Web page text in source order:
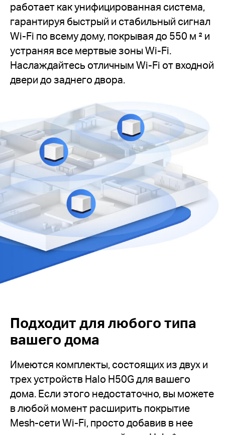
работает как унифицированная система,
гарантируя быстрый и стабильный сигнал
Wi-Fi по всему дому, покрывая до 550 м ² и
устраняя все мертвые зоны Wi-Fi.
Наслаждайтесь отличным Wi-Fi от входной
двери до заднего двора.
Подходит для любого типа
вашего дома
Имеются комплекты, состоящих из двух и
трех устройств Halo H50G для вашего
дома. Если этого недостаточно, вы можете
в любой момент расширить покрытие
Mesh-сети Wi-Fi, просто добавив в нее